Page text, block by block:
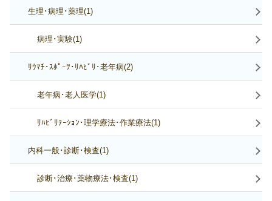
生理･病理･薬理(1)
病理･実験(1)
ﾘｳﾏﾁ･ｽﾎﾟｰﾂ･ﾘﾊﾋﾞﾘ･老年病(2)
老年病･老人医学(1)
ﾘﾊﾋﾞﾘﾃｰｼｮﾝ･理学療法･作業療法(1)
内科一般･診断･検査(1)
診断･治療･薬物療法･検査(1)